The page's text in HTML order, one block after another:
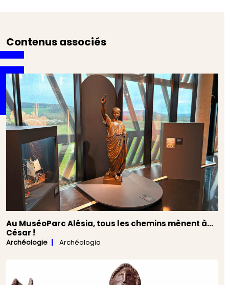
Contenus associés
Au MuséoParc Alésia, tous les chemins mènent à…
César !
Archéologie Archéologia